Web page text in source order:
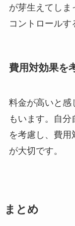
が芽生えてしま
コントロールす
費用対効果を
料金が高いと感
もいます。自
を考慮し、費用
が大切です。
まとめ